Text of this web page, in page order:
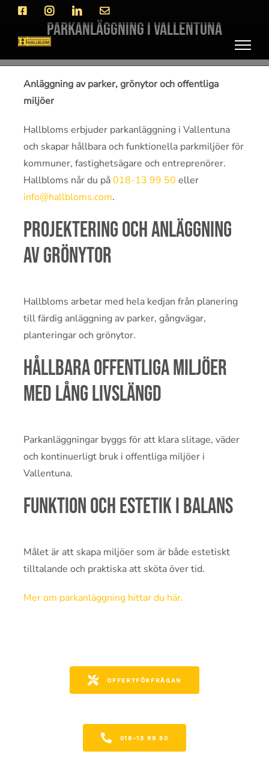
Fortsätt
innehållet
FacebookInstagramLinkedIn
E-
Parkanläggning i Vallentuna
Anläggning av parker, grönytor och offentliga
miljöer
Hallbloms erbjuder parkanläggning i Vallentuna
och skapar hållbara och funktionella parkmiljöer för
kommuner, fastighetsägare och entreprenörer.
Hallbloms når du på018-13 99 50 eller
info@hallbloms.com.
Projektering och anläggning
av grönytor
Hallbloms arbetar med hela kedjan från planering
till färdig anläggning av parker, gångvägar,
planteringar och grönytor.
Hållbara offentliga miljöer
med lång livslängd
Parkanläggningar byggs för att klara slitage, väder
och kontinuerligt bruk i offentliga miljöer i
Vallentuna.
Funktion och estetik i balans
Målet är att skapa miljöer som är både estetiskt
tilltalande och praktiska att sköta över tid.
Mer om parkanläggning hittar du här.
OFFERTFÖRFRÅGAN
018-13 99 50